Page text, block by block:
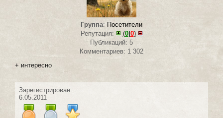
Группа: Посетители
Репутация:
(0| 0)
Публикаций: 5
Комментариев: 1 302
+ интересно
Зарегистрирован:
6.05.2011